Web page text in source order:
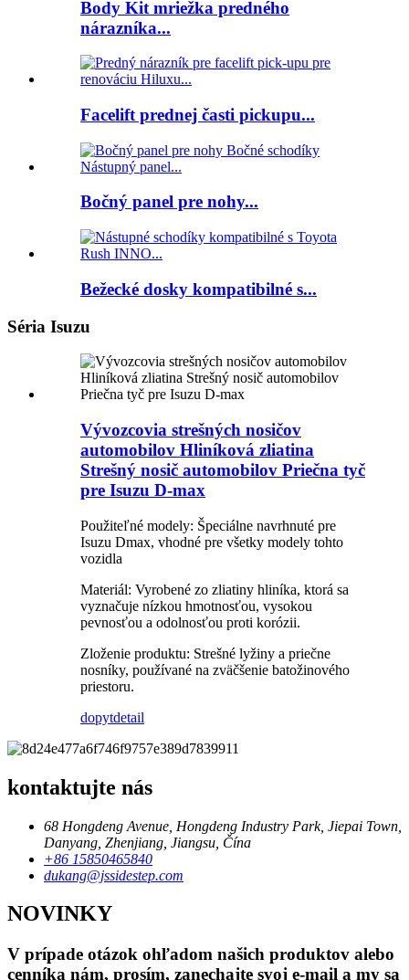
Body Kit mriežka predného
nárazníka...
Facelift prednej časti pickupu...
Bočný panel pre nohy...
Bežecké dosky kompatibilné s...
Séria Isuzu
Vývozcovia strešných nosičov
automobilov Hliníková zliatina
Strešný nosič automobilov Priečna tyč
pre Isuzu D-max
Použiteľné modely: Špeciálne navrhnuté pre
Isuzu Dmax, vhodné pre všetky modely tohto
vozidla
Materiál: Vyrobené zo zliatiny hliníka, ktorá sa
vyznačuje nízkou hmotnosťou, vysokou
pevnosťou a odolnosťou proti korózii.
Zloženie produktu: Strešné lyžiny a priečne
nosníky, používané na zväčšenie batožinového
priestoru.
dopytdetail
kontaktujte nás
68 Hongdeng Avenue, Hongdeng Industry Park, Jiepai Town,
Danyang, Zhenjiang, Jiangsu, Čína
+86 15850465840
dukang@jssidestep.com
NOVINKY
V prípade otázok ohľadom našich produktov alebo
cenníka nám, prosím, zanechajte svoj e-mail a my sa